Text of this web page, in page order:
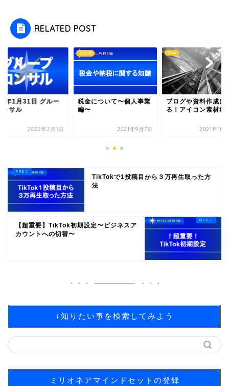
RELATED POST
年1月31日 グルー
ンサル
2022年2月1日
その他
税金について〜個人事業
編〜
2021年9月7日
Free
ブログや資料作成に
る！アイコン素材集
2021年10
TikTokで1投稿目から３万再生取った方
法
【超重要】TikTok初期設定〜ビジネスア
カウントへの切替〜
↓知りたい事を検索してみよう
ミリオネアマインドセットの登録